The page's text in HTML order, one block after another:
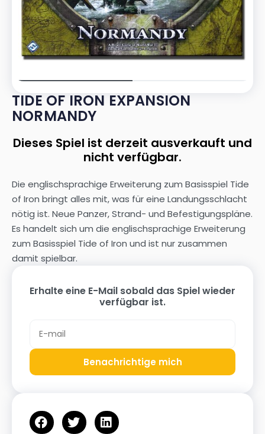
TIDE OF IRON EXPANSION
NORMANDY
Dieses Spiel ist derzeit ausverkauft und
nicht verfügbar.
Die englischsprachige Erweiterung zum Basisspiel Tide
of Iron bringt alles mit, was für eine Landungsschlacht
nötig ist. Neue Panzer, Strand- und Befestigungspläne.
Es handelt sich um die englischsprachige Erweiterung
zum Basisspiel Tide of Iron und ist nur zusammen
damit spielbar.
Erhalte eine E-Mail sobald das Spiel wieder
verfügbar ist.
Benachrichtige mich